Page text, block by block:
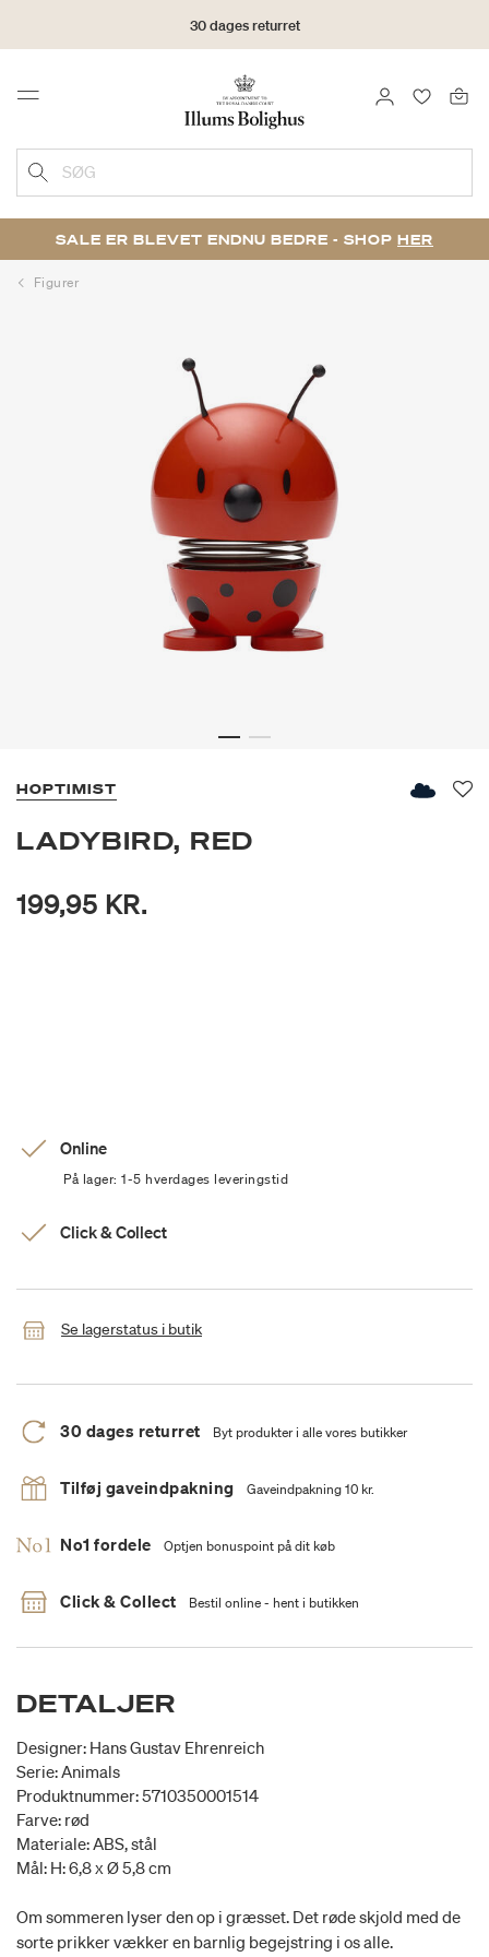
30 dages returret
Menu LOG IND
SØG
SALE ER BLEVET ENDNU BEDRE - SHOP HER
Figurer
HOPTIMIST
LADYBIRD, RED
199,95 KR.
Online
På lager: 1-5 hverdages leveringstid
Click & Collect
Se lagerstatus i butik
30 dages returret Byt produkter i alle vores butikker
Tilføj gaveindpakning Gaveindpakning 10 kr.
No1 fordele Optjen bonuspoint på dit køb
Click & Collect Bestil online - hent i butikken
DETALJER
Designer: Hans Gustav Ehrenreich
Serie: Animals
Produktnummer: 5710350001514
Farve: rød
Materiale: ABS, stål
Mål: H: 6,8 x Ø 5,8 cm
Om sommeren lyser den op i græsset. Det røde skjold med de
sorte prikker vækker en barnlig begejstring i os alle.